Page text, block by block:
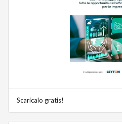
Scaricalo gratis!